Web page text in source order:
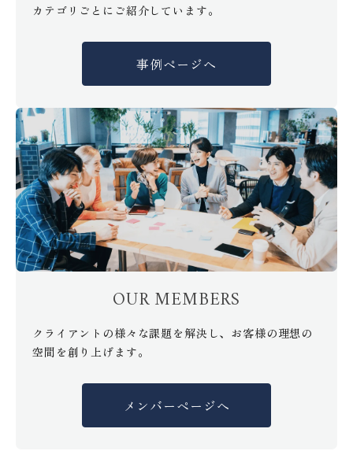
カテゴリごとにご紹介しています。
事例ページへ
OUR MEMBERS
クライアントの様々な課題を解決し、お客様の理想の
空間を創り上げます。
メンバーページへ